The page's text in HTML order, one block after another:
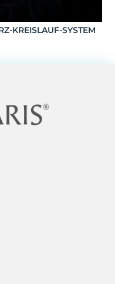
KREISLAUF-SYSTEM